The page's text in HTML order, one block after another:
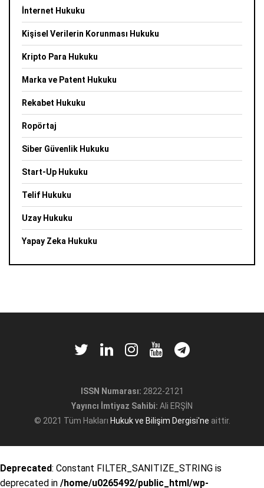
İnternet Hukuku
Kişisel Verilerin Korunması Hukuku
Kripto Para Hukuku
Marka ve Patent Hukuku
Rekabet Hukuku
Ropörtaj
Siber Güvenlik Hukuku
Start-Up Hukuku
Telif Hukuku
Uzay Hukuku
Yapay Zeka Hukuku
ISSN Numarası: 2822-2121
Yayıncı İmtiyaz Sahibi: Ali ERŞİN
© 2021 Tüm Hakları Hukuk ve Bilişim Dergisi'ne aittir.
Deprecated: Constant FILTER_SANITIZE_STRING is
deprecated in /home/u0265492/public_html/wp-